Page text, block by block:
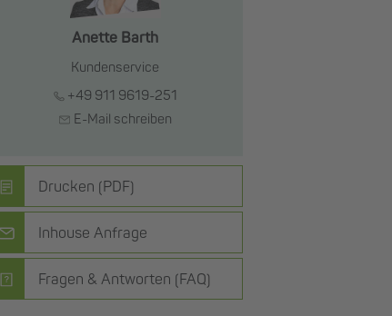
Anette Barth
Kundenservice
+49 911 9619-251
E-Mail schreiben
Drucken (PDF)
Inhouse Anfrage
Fragen & Antworten (FAQ)